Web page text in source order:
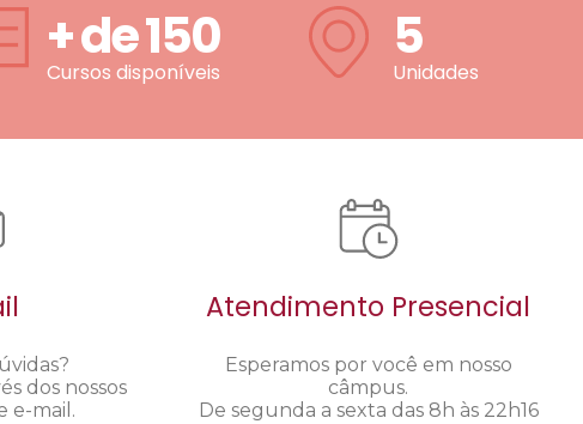
+ de150
Cursos disponíveis
5
Unidades
dos nossos
e-mail.
Atendimento Presencial
Esperamos por você em nosso
câmpus.
De segunda a sexta das 8h às 22h16